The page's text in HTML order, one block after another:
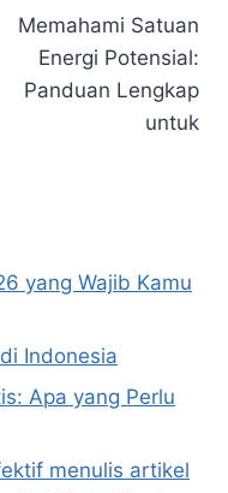
Memahami Satuan
Energi Potensial:
Panduan Lengkap
untuk
yang Wajib Kamu
Indonesia
Apa yang Perlu
menulis artikel